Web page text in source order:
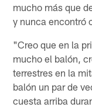
mucho más que
y nunca encontró
"Creo que en la
mucho el balón,
terrestres en la
balón un par de
cuesta arriba